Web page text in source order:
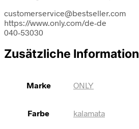
customerservice@bestseller.com
https://www.only.com/de-de
040-53030
Zusätzliche Information
Marke ONLY
Farbe kalamata